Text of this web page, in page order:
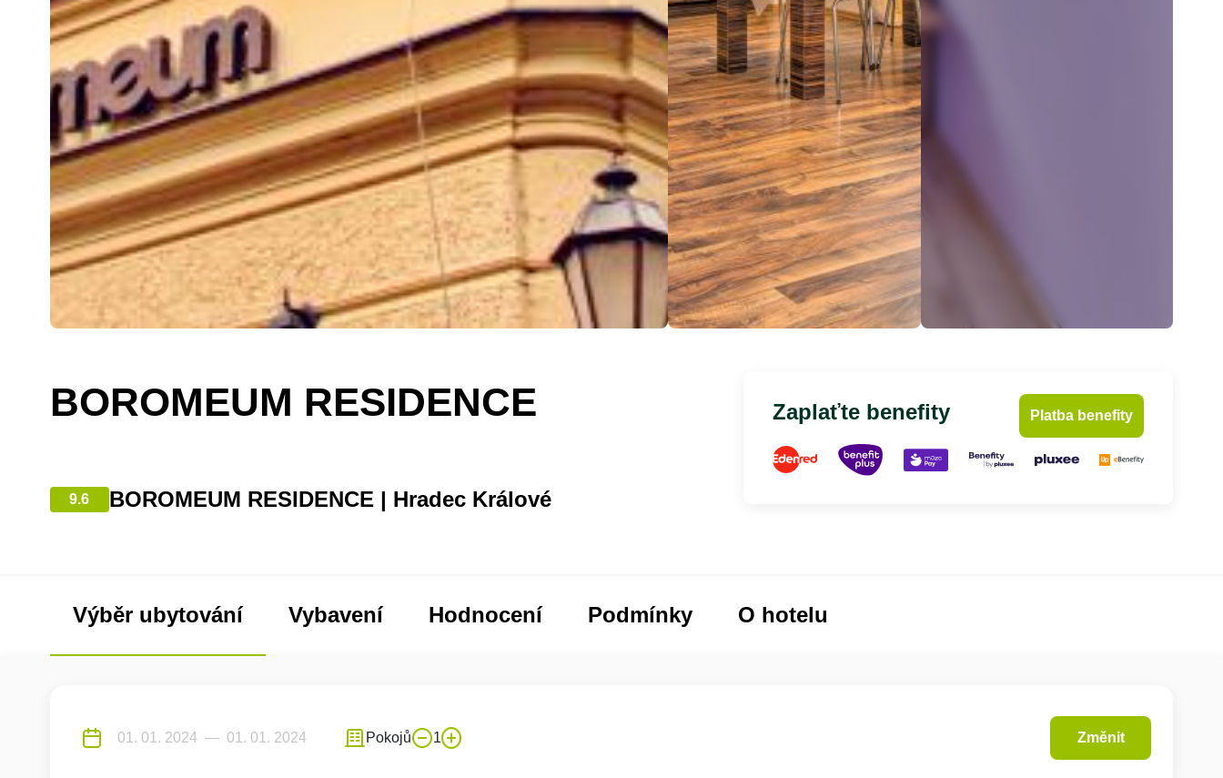
BOROMEUM RESIDENCE
9.6 BOROMEUM RESIDENCE | Hradec Králové
Zaplaťte benefity Platba benefity
Výběr ubytování Vybavení Hodnocení Podmínky O hotelu
Pokojů 1 Změnit